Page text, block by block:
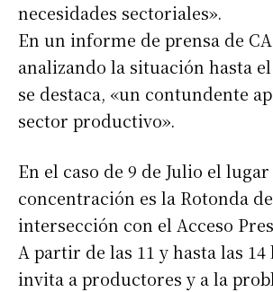
necesidades sectoriales».
En un informe de prensa de
analizando la situación hasta
se destaca, «un contundente
sector productivo».
En el caso de 9 de Julio el lugar
concentración es la Rotonda
intersección con el Acceso
A partir de las 11 y hasta las 14
invita a productores y a la